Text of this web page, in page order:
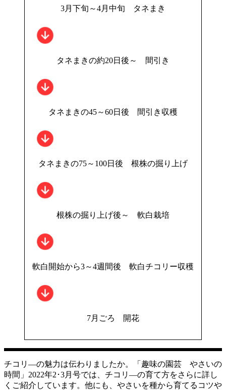
3月下旬～4月中旬 タネまき
タネまきの約20日後～ 間引き
タネまきの45～60日後 間引き収穫
タネまきの75～100日後 根株の掘り上げ
根株の掘り上げ後～ 軟白栽培
軟白開始から3～4週間後 軟白チコリー収穫
7月ごろ 開花
チコリ―の魅力は伝わりましたか。「趣味の園芸 やさいの
時間」2022年2･3月号では、チコリ―の育て方をさらに詳し
くご紹介しています。他にも、やさいを種から育てるコツや